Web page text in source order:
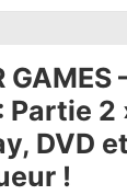
GAMES
Partie
DVD
!